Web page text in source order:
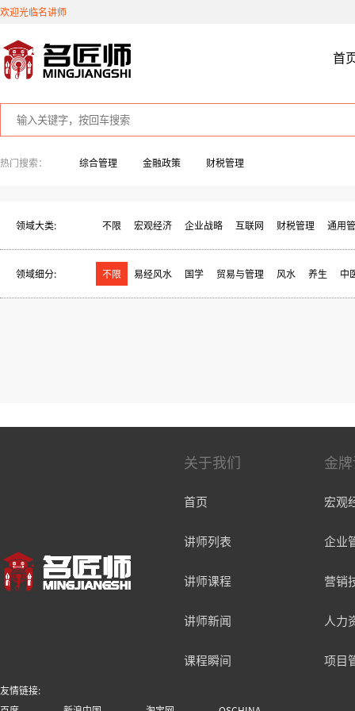
欢迎光临名讲师
首
热门搜索： 综合管理 金融政策 财税管理
领域大类: 不限 宏观经济 企业战略 互联网 财税管理 通用
领域细分: 不限 易经风水 国学 贸易与管理 风水 养生 中
关于我们
首页
讲师列表
讲师课程
讲师新闻
课程瞬间
金
宏观
企业
营销
人力
项目
友情链接: